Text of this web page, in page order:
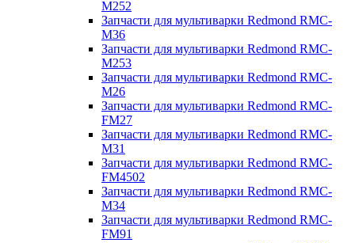
M252
Запчасти для мультиварки Redmond RMC-
M36
Запчасти для мультиварки Redmond RMC-
M253
Запчасти для мультиварки Redmond RMC-
M26
Запчасти для мультиварки Redmond RMC-
FM27
Запчасти для мультиварки Redmond RMC-
M31
Запчасти для мультиварки Redmond RMC-
FM4502
Запчасти для мультиварки Redmond RMC-
M34
Запчасти для мультиварки Redmond RMC-
FM91